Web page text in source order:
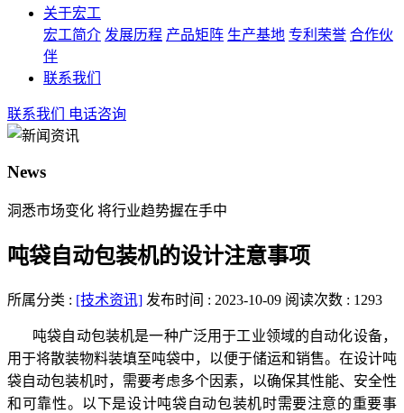
关于宏工
宏工简介 发展历程 产品矩阵 生产基地 专利荣誉 合作伙
伴
联系我们
联系我们 电话咨询
News
洞悉市场变化 将行业趋势握在手中
吨袋自动包装机的设计注意事项
所属分类 : [技术资讯] 发布时间 : 2023-10-09 阅读次数 : 1293
吨袋自动包装机是一种广泛用于工业领域的自动化设备，
用于将散装物料装填至吨袋中，以便于储运和销售。在设计吨
袋自动包装机时，需要考虑多个因素，以确保其性能、安全性
和可靠性。以下是设计吨袋自动包装机时需要注意的重要事